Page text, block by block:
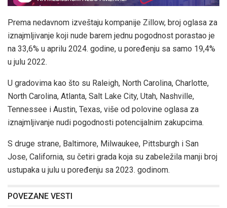
Prema nedavnom izveštaju kompanije Zillow, broj oglasa za
iznajmljivanje koji nude barem jednu pogodnost porastao je
na 33,6% u aprilu 2024. godine, u poređenju sa samo 19,4%
u julu 2022.
U gradovima kao što su Raleigh, North Carolina, Charlotte,
North Carolina, Atlanta, Salt Lake City, Utah, Nashville,
Tennessee i Austin, Texas, više od polovine oglasa za
iznajmljivanje nudi pogodnosti potencijalnim zakupcima.
S druge strane, Baltimore, Milwaukee, Pittsburgh i San
Jose, California, su četiri grada koja su zabeležila manji broj
ustupaka u julu u poređenju sa 2023. godinom.
POVEZANE VESTI